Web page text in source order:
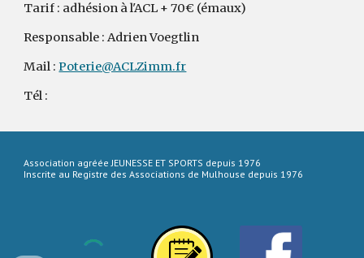
Tarif : adhésion à l'ACL + 70€ (émaux)
Responsable : Adrien Voegtlin
Mail :Poterie@ACLZimm.fr
Tél :
Association agréée JEUNESSE ET SPORTS depuis 1976
Inscrite au Registre des Associations de Mulhouse depuis 1976